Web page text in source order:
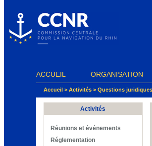
ACCUEIL ORGANISATION
Accueil > Activités > Questions
Activités
Réunions et événements
Réglementation